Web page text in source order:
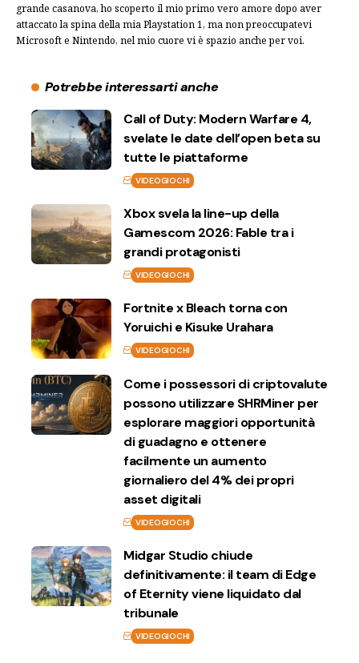
grande casanova, ho scoperto il mio primo vero amore dopo aver
attaccato la spina della mia Playstation 1, ma non preoccupatevi
Microsoft e Nintendo, nel mio cuore vi è spazio anche per voi.
Potrebbe interessarti anche
Call of Duty: Modern Warfare 4,
svelate le date dell’open beta su
tutte le piattaforme
VIDEOGIOCHI
Xbox svela la line-up della
Gamescom 2026: Fable tra i
grandi protagonisti
VIDEOGIOCHI
Fortnite x Bleach torna con
Yoruichi e Kisuke Urahara
VIDEOGIOCHI
Come i possessori di criptovalute
possono utilizzare SHRMiner per
esplorare maggiori opportunità
di guadagno e ottenere
facilmente un aumento
giornaliero del 4% dei propri
asset digitali
VIDEOGIOCHI
Midgar Studio chiude
definitivamente: il team di Edge
of Eternity viene liquidato dal
tribunale
VIDEOGIOCHI